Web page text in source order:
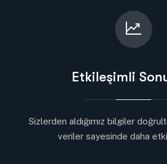
Etkileşimli
Sizlerden aldığımız bilgiler
veriler sayesinde daha